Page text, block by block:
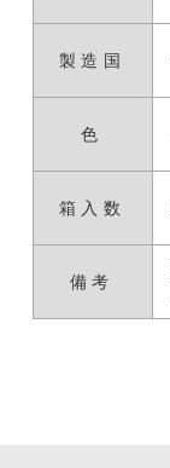
製造国
色
箱入数
備考